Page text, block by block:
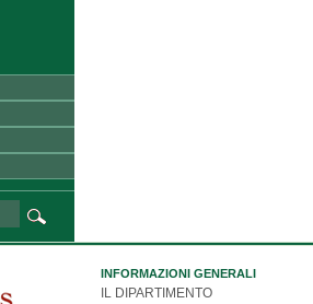
INFORMAZIONI GENERALI
IL DIPARTIMENTO